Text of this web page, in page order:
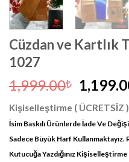
Cüzdan ve Kartlık
1027
1,999.00₺
Orijinal
fiyat:
Kişiselleştirme ( ÜCRETSİZ )
İsim Baskılı Ürünlerde İade Ve
Sadece Büyük Harf Kullanmaktayız.
Kutucuğa Yazdığınız